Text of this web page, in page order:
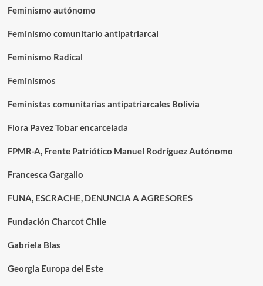
Feminismo autónomo
Feminismo comunitario antipatriarcal
Feminismo Radical
Feminismos
Feministas comunitarias antipatriarcales Bolivia
Flora Pavez Tobar encarcelada
FPMR-A, Frente Patriótico Manuel Rodríguez Autónomo
Francesca Gargallo
FUNA, ESCRACHE, DENUNCIA A AGRESORES
Fundación Charcot Chile
Gabriela Blas
Georgia Europa del Este